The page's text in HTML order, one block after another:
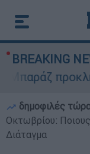
BREAKING
δημοφιλές
Οκτωβρίου:
Διάταγμα